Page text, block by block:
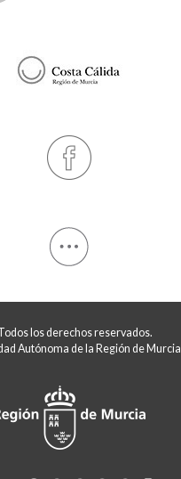
los derechos reservados.
Autónoma de la Región de Murcia